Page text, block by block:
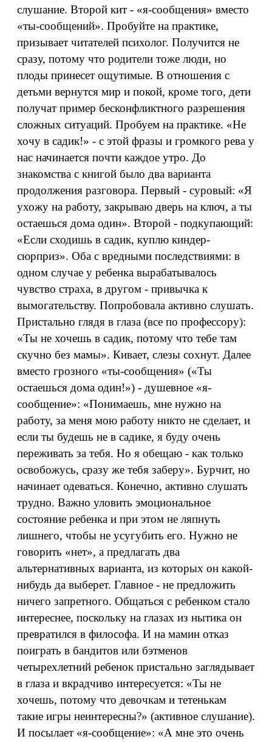
слушание. Второй кит - «я-сообщения» вместо
«ты-сообщений». Пробуйте на практике,
призывает читателей психолог. Получится не
сразу, потому что родители тоже люди, но
плоды принесет ощутимые. В отношения с
детьми вернутся мир и покой, кроме того, дети
получат пример бесконфликтного разрешения
сложных ситуаций. Пробуем на практике. «Не
хочу в садик!» - с этой фразы и громкого рева у
нас начинается почти каждое утро. До
знакомства с книгой было два варианта
продолжения разговора. Первый - суровый: «Я
ухожу на работу, закрываю дверь на ключ, а ты
остаешься дома один». Второй - подкупающий:
«Если сходишь в садик, куплю киндер-
сюрприз». Оба с вредными последствиями: в
одном случае у ребенка вырабатывалось
чувство страха, в другом - привычка к
вымогательству. Попробовала активно слушать.
Пристально глядя в глаза (все по профессору):
«Ты не хочешь в садик, потому что тебе там
скучно без мамы». Кивает, слезы сохнут. Далее
вместо грозного «ты-сообщения» («Ты
остаешься дома один!») - душевное «я-
сообщение»: «Понимаешь, мне нужно на
работу, за меня мою работу никто не сделает, и
если ты будешь не в садике, я буду очень
переживать за тебя. Но я обещаю - как только
освобожусь, сразу же тебя заберу». Бурчит, но
начинает одеваться. Конечно, активно слушать
трудно. Важно уловить эмоциональное
состояние ребенка и при этом не ляпнуть
лишнего, чтобы не усугубить его. Нужно не
говорить «нет», а предлагать два
альтернативных варианта, из которых он какой-
нибудь да выберет. Главное - не предложить
ничего запретного. Общаться с ребенком стало
интереснее, поскольку на глазах из нытика он
превратился в философа. И на мамин отказ
поиграть в бандитов или бэтменов
четырехлетний ребенок пристально заглядывает
в глаза и вкрадчиво интересуется: «Ты не
хочешь, потому что девочкам и тетенькам
такие игры неинтересны?» (активное слушание).
И посылает «я-сообщение»: «А мне это очень